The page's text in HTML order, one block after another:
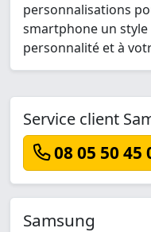
personnalisations
smartphone un
personnalité et à
Service client
08 05 50 45
Samsung